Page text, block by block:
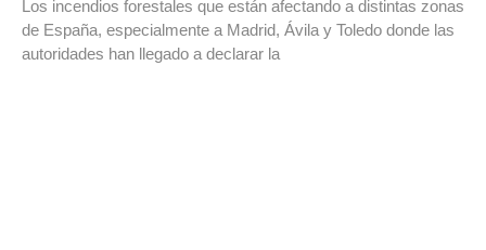
Los incendios forestales que están afectando a distintas zonas
de España, especialmente a Madrid, Ávila y Toledo donde las
autoridades han llegado a declarar la